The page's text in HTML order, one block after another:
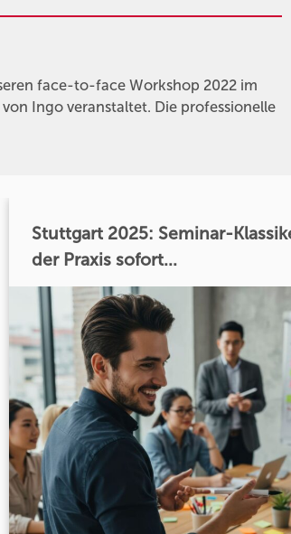
face-to-face Workshop 2022 im
Ingo veranstaltet. Die professionelle
Stuttgart 2025: Seminar-
der Praxis sofort...